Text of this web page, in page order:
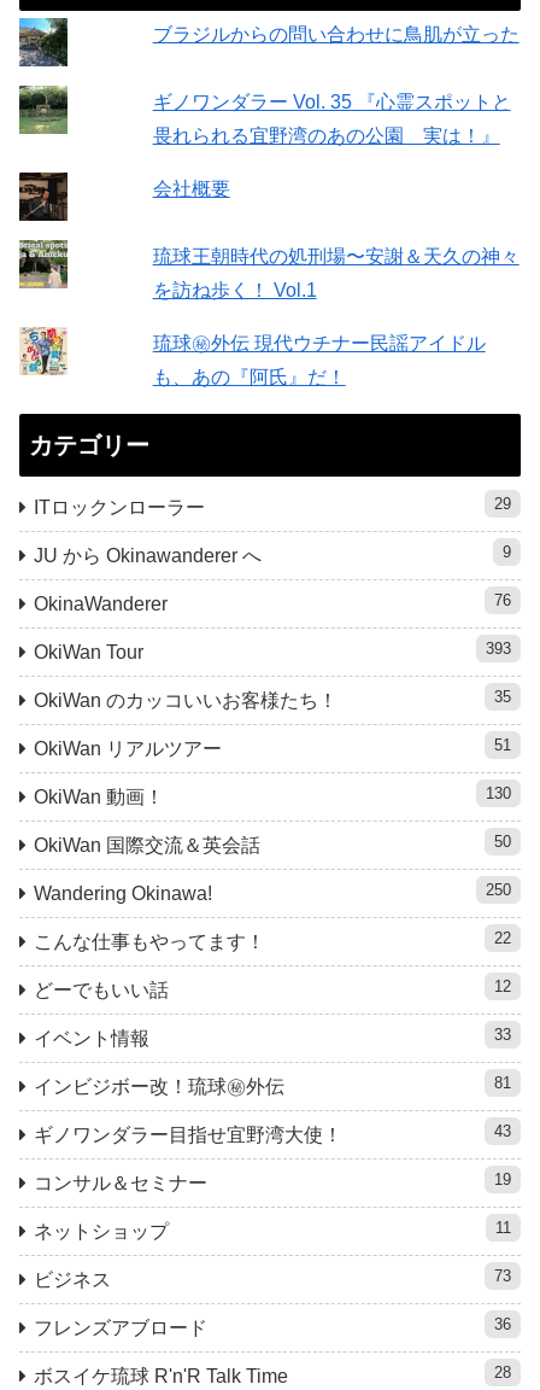
ブラジルからの問い合わせに鳥肌が立った
ギノワンダラー Vol. 35 『心霊スポットと
畏れられる宜野湾のあの公園 実は！』
会社概要
琉球王朝時代の処刑場〜安謝＆天久の神々
を訪ね歩く！ Vol.1
琉球㊙︎外伝 現代ウチナー民謡アイドル
も、あの『阿氏』だ！
カテゴリー
ITロックンローラー 29
JU から Okinawanderer へ 9
OkinaWanderer 76
OkiWan Tour 393
OkiWan のカッコいいお客様たち！ 35
OkiWan リアルツアー 51
OkiWan 動画！ 130
OkiWan 国際交流＆英会話 50
Wandering Okinawa! 250
こんな仕事もやってます！ 22
どーでもいい話 12
イベント情報 33
インビジボー改！琉球㊙︎外伝 81
ギノワンダラー目指せ宜野湾大使！ 43
コンサル＆セミナー 19
ネットショップ 11
ビジネス 73
フレンズアブロード 36
ボスイケ琉球 R'n'R Talk Time 28